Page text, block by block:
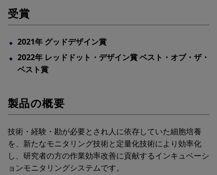
受賞
2021年 グッドデザイン賞
2022年 レッドドット・デザイン賞 ベスト・オブ・ザ・
ベスト賞
製品の概要
技術・経験・勘が必要とされ人に依存していた細胞培養
を、新たなモニタリング技術と定量化技術により効率化
し、研究者の方の作業効率改善に貢献するインキュベーシ
ョンモニタリングシステムです。